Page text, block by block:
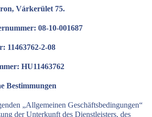
Várkerület 75.
08-10-001687
11463762-2-08
HU11463762
Bestimmungen
„Allgemeinen Geschäftsbedingungen“
der Unterkunft des Dienstleisters, des